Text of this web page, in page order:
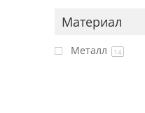
Материал
Металл 14